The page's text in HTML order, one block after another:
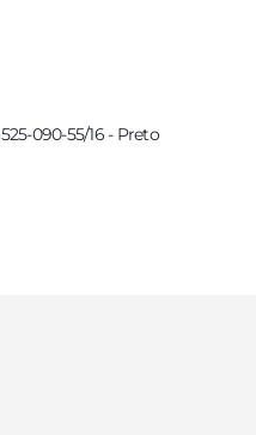
090-55/16 - Preto